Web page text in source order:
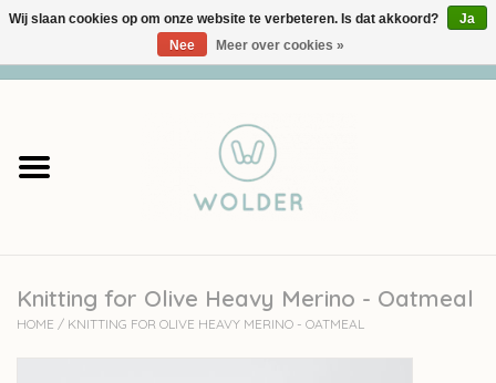
Garens
Accessoires
Knitting for Olive Heavy Merino - Oatmeal
HOME / KNITTING FOR OLIVE HEAVY MERINO - OATMEAL
Wij slaan cookies op om onze website te verbeteren. Is dat akkoord?
Ja
Nee
Meer over cookies »